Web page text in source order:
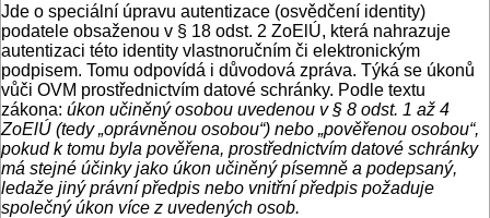
Jde o speciální úpravu autentizace (osvědčení identity)
podatele obsaženou v § 18 odst. 2 ZoElÚ, která nahrazuje
autentizaci této identity vlastnoručním či elektronickým
podpisem. Tomu odpovídá i důvodová zpráva. Týká se úkonů
vůči OVM prostřednictvím datové schránky. Podle textu
zákona: úkon učiněný osobou uvedenou v § 8 odst. 1 až 4
ZoElÚ (tedy „oprávněnou osobou“) nebo „pověřenou osobou“,
pokud k tomu byla pověřena, prostřednictvím datové schránky
má stejné účinky jako úkon učiněný písemně a podepsaný,
ledaže jiný právní předpis nebo vnitřní předpis požaduje
společný úkon více z uvedených osob.